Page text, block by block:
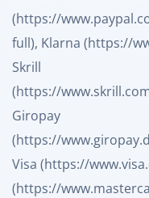
(https://
full), Klarna (https://
Skrill
(https://
Giropay
(https://
Visa (https://
(https://